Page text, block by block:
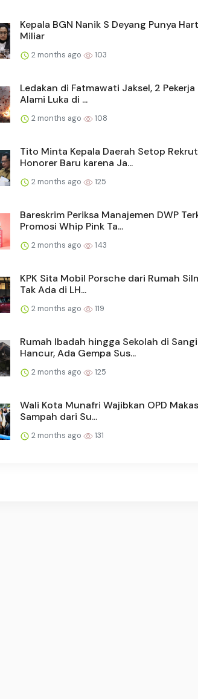
Kepala BGN Nanik S Deyang Punya
Miliar
2 months ago 103
Ledakan di Fatmawati Jaksel, 2 Pekerja
Alami Luka di ...
2 months ago 108
Tito Minta Kepala Daerah Setop Rekrut
Honorer Baru karena Ja...
2 months ago 125
Bareskrim Periksa Manajemen DWP
Promosi Whip Pink Ta...
2 months ago 143
KPK Sita Mobil Porsche dari Rumah
Tak Ada di LH...
2 months ago 119
Rumah Ibadah hingga Sekolah di
Hancur, Ada Gempa Sus...
2 months ago 125
Wali Kota Munafri Wajibkan OPD
Sampah dari Su...
2 months ago 131